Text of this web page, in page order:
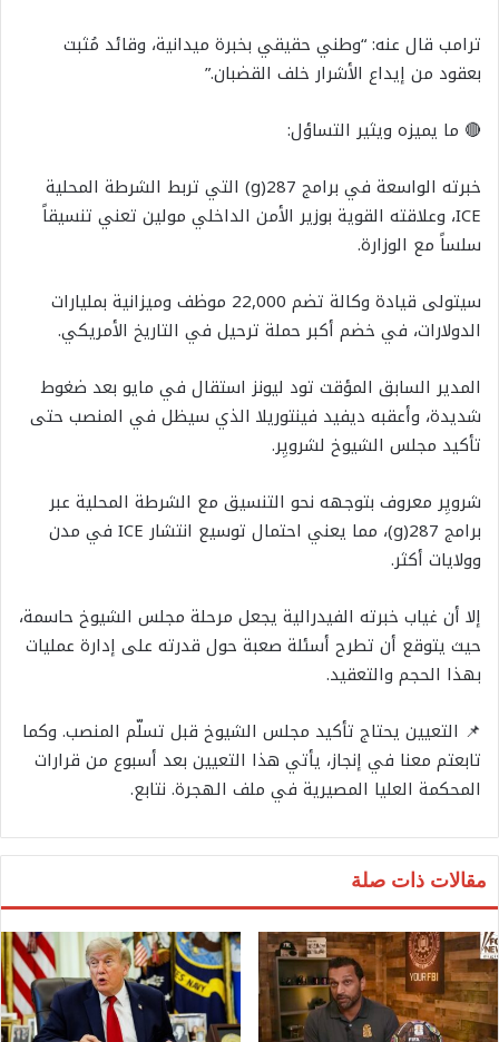
ترامب قال عنه: “وطني حقيقي بخبرة ميدانية، وقائد مُثبت
بعقود من إيداع الأشرار خلف القضبان.”
🔴 ما يميزه ويثير التساؤل:
خبرته الواسعة في برامج 287(g) التي تربط الشرطة المحلية
ICE، وعلاقته القوية بوزير الأمن الداخلي مولين تعني تنسيقاً
سلساً مع الوزارة.
سيتولى قيادة وكالة تضم 22,000 موظف وميزانية بمليارات
الدولارات، في خضم أكبر حملة ترحيل في التاريخ الأمريكي.
المدير السابق المؤقت تود ليونز استقال في مايو بعد ضغوط
شديدة، وأعقبه ديفيد فينتوريلا الذي سيظل في المنصب حتى
تأكيد مجلس الشيوخ لشرويِر.
شرويِر معروف بتوجهه نحو التنسيق مع الشرطة المحلية عبر
برامج 287(g)، مما يعني احتمال توسيع انتشار ICE في مدن
وولايات أكثر.
إلا أن غياب خبرته الفيدرالية يجعل مرحلة مجلس الشيوخ حاسمة،
حيث يتوقع أن تطرح أسئلة صعبة حول قدرته على إدارة عمليات
بهذا الحجم والتعقيد.
📌 التعيين يحتاج تأكيد مجلس الشيوخ قبل تسلّم المنصب. وكما
تابعتم معنا في إنجاز، يأتي هذا التعيين بعد أسبوع من قرارات
المحكمة العليا المصيرية في ملف الهجرة. نتابع.
مقالات ذات صلة